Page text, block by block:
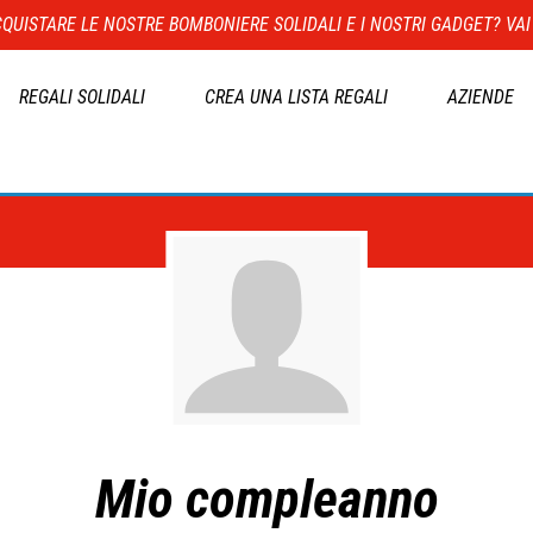
LE NOSTRE BOMBONIERE SOLIDALI E I NOSTRI GADGET?
REGALI SOLIDALI CREA UNA LISTA REGALI AZIENDE
Mio compleanno